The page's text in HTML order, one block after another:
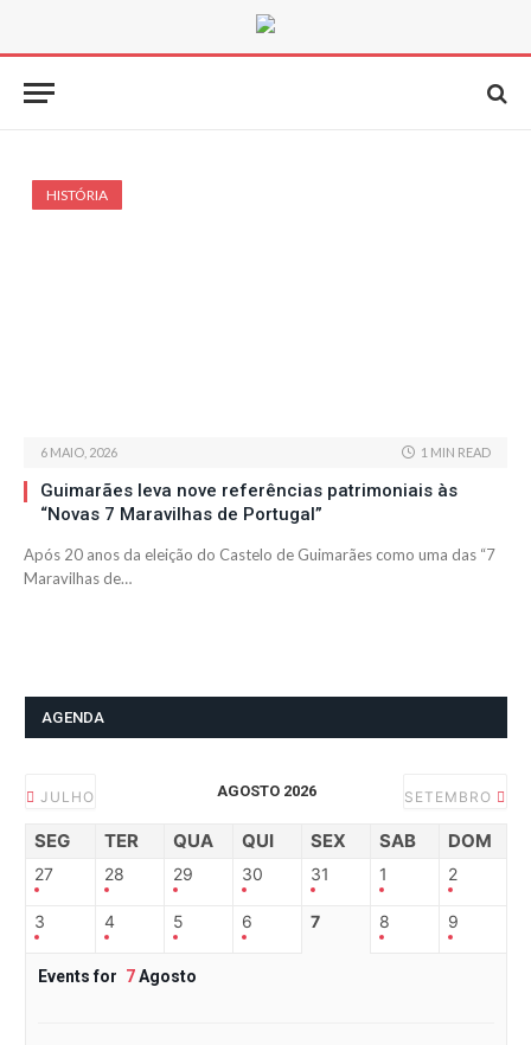
HISTÓRIA
6 MAIO, 2026 1 MIN READ
Guimarães leva nove referências patrimoniais às
“Novas 7 Maravilhas de Portugal”
Após 20 anos da eleição do Castelo de Guimarães como uma das “7
Maravilhas de…
AGENDA
JULHO AGOSTO 2026 SETEMBRO
SEG TER QUA QUI SEX SAB DOM
27 28 29 30 31 1 2
3 4 5 6 7 8 9
Events for 7Agosto